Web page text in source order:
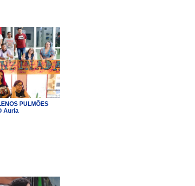
PULMÕES
Auria